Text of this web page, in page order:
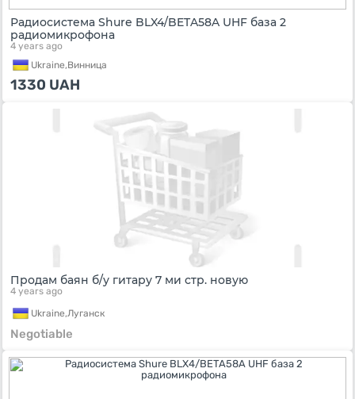
Радиосистема Shure BLX4/BETA58A UHF база 2
радиомикрофона
4 years ago
Ukraine,Винница
1330 UAH
Продам баян б/у гитару 7 ми стр. новую
4 years ago
Ukraine,Луганск
Negotiable